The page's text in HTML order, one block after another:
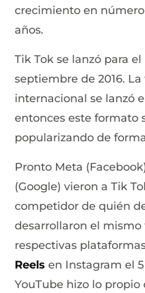
crecimiento en
años.
Tik Tok se lanzó para
septiembre de 2016. La
internacional se lanzó
entonces este formato
popularizando de
Pronto Meta
(Google) vieron a Tik
competidor de quién
desarrollaron el mismo
respectivas
Reels en Instagram el
YouTube hizo lo propio